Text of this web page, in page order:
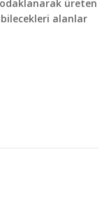
üreten
alanlar